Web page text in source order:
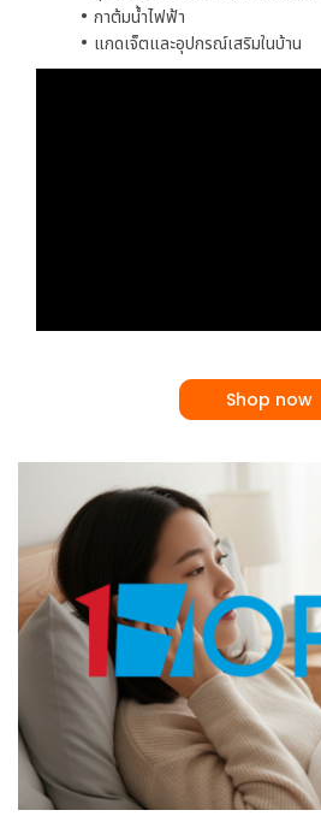
กาต้มน้ำไฟฟ้า
แกดเจ็ตและอุปกรณ์เสริมในบ้าน
Shop now